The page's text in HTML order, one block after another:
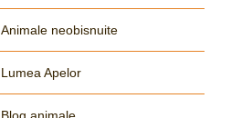
Animale neobisnuite
Lumea Apelor
Blog animale